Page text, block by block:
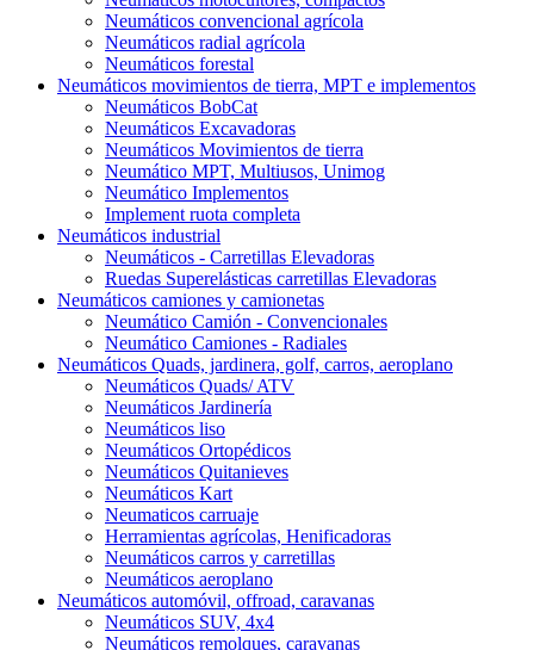
Neumáticos convencional agrícola
Neumáticos radial agrícola
Neumáticos forestal
Neumáticos movimientos de tierra, MPT e implementos
Neumáticos BobCat
Neumáticos Excavadoras
Neumáticos Movimientos de tierra
Neumático MPT, Multiusos, Unimog
Neumático Implementos
Implement ruota completa
Neumáticos industrial
Neumáticos - Carretillas Elevadoras
Ruedas Superelásticas carretillas Elevadoras
Neumáticos camiones y camionetas
Neumático Camión - Convencionales
Neumático Camiones - Radiales
Neumáticos Quads, jardinera, golf, carros, aeroplano
Neumáticos Quads/ ATV
Neumáticos Jardinería
Neumáticos liso
Neumáticos Ortopédicos
Neumáticos Quitanieves
Neumáticos Kart
Neumaticos carruaje
Herramientas agrícolas, Henificadoras
Neumáticos carros y carretillas
Neumáticos aeroplano
Neumáticos automóvil, offroad, caravanas
Neumáticos SUV, 4x4
Neumáticos remolques, caravanas